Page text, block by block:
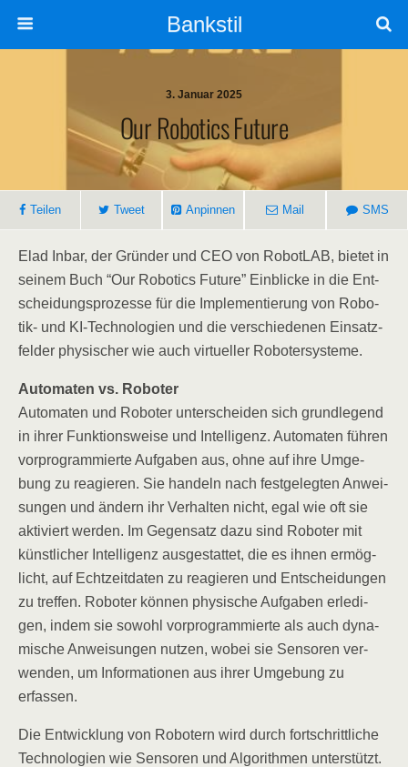
Bankstil
3. Januar 2025
Our Robo­tics Future
Tei­len Tweet Anpin­nen Mail SMS
Elad Inbar, der Grün­der und CEO von Robot­LAB, bie­tet in
sei­nem Buch “Our Robo­tics Future” Ein­bli­cke in die Ent­
schei­dungs­pro­zes­se für die Imple­men­tie­rung von Robo­
tik- und KI-Tech­no­lo­gien und die ver­schie­de­nen Ein­satz­
fel­der phy­si­scher wie auch vir­tu­el­ler Robotersysteme.
Auto­ma­ten vs. Roboter
Auto­ma­ten und Robo­ter unter­schei­den sich grund­le­gend
in ihrer Funk­ti­ons­wei­se und Intel­li­genz. Auto­ma­ten füh­ren
vor­pro­gram­mier­te Auf­ga­ben aus, ohne auf ihre Umge­
bung zu reagie­ren. Sie han­deln nach fest­ge­leg­ten Anwei­
sun­gen und ändern ihr Ver­hal­ten nicht, egal wie oft sie
akti­viert wer­den. Im Gegen­satz dazu sind Robo­ter mit
künst­li­cher Intel­li­genz aus­ge­stat­tet, die es ihnen ermög­
licht, auf Echt­zeit­da­ten zu reagie­ren und Ent­schei­dun­gen
zu tref­fen. Robo­ter kön­nen phy­si­sche Auf­ga­ben erle­di­
gen, indem sie sowohl vor­pro­gram­mier­te als auch dyna­
mi­sche Anwei­sun­gen nut­zen, wobei sie Sen­so­ren ver­
wen­den, um Infor­ma­tio­nen aus ihrer Umge­bung zu
erfassen.
Die Ent­wick­lung von Robo­tern wird durch fort­schritt­li­che
Tech­no­lo­gien wie Sen­so­ren und Algo­rith­men unter­stützt.